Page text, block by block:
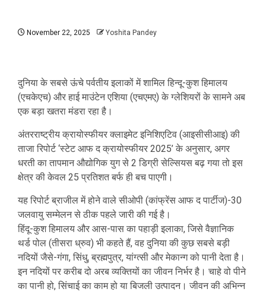
November 22, 2025 Yoshita Pandey
दुनिया के सबसे ऊंचे पर्वतीय इलाकों में शामिल हिन्दू-कुश हिमालय
(एचकेएच) और हाई माउंटेन एशिया (एचएमए) के ग्लेशियरों के सामने अब
एक बड़ा खतरा मंडरा रहा है।
अंतरराष्ट्रीय क्रायोस्फीयर क्लाइमेट इनिशिएटिव (आइसीसीआइ) की
ताजा रिपोर्ट ‘स्टेट आफ द क्रायोस्फीयर 2025’ के अनुसार, अगर
धरती का तापमान औद्योगिक युग से 2 डिग्री सेल्सियस बढ़ गया तो इस
क्षेत्र की केवल 25 प्रतिशत बर्फ ही बच पाएगी।
यह रिपोर्ट ब्राजील में होने वाले सीओपी (कांफ्रेंस आफ द पार्टीज)-30
जलवायु सम्मेलन से ठीक पहले जारी की गई है।
हिंदू-कुश हिमालय और आस-पास का पहाड़ी इलाका, जिसे वैज्ञानिक
थर्ड पोल (तीसरा ध्रुव) भी कहते हैं, वह दुनिया की कुछ सबसे बड़ी
नदियों जैसे-गंगा, सिंधु, ब्रह्मपुत्र, यांग्त्सी और मेकान्ग को पानी देता है।
इन नदियों पर करीब दो अरब व्यक्तियों का जीवन निर्भर है। चाहे वो पीने
का पानी हो, सिंचाई का काम हो या बिजली उत्पादन। जीवन की अभिन्न